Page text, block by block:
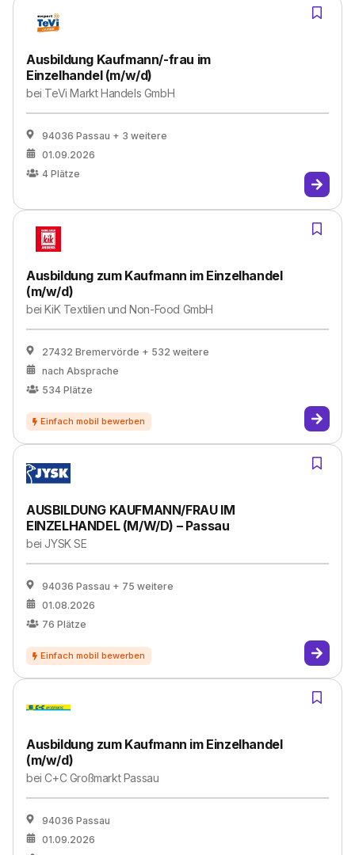
Ausbildung Kaufmann/-frau im
Einzelhandel (m/w/d)
bei TeVi Markt Handels GmbH
94036 Passau + 3 weitere
01.09.2026
4 Plätze
Ausbildung zum Kaufmann im Einzelhandel
(m/w/d)
beiKiK Textilien und Non-Food GmbH
27432 Bremervörde + 532 weitere
nach Absprache
534 Plätze
AUSBILDUNG KAUFMANN/FRAU IM
EINZELHANDEL (M/W/D) – Passau
bei JYSK SE
94036 Passau + 75 weitere
01.08.2026
76 Plätze
Ausbildung zum Kaufmann im Einzelhandel
(m/w/d)
beiC+C Großmarkt Passau
94036 Passau
01.09.2026